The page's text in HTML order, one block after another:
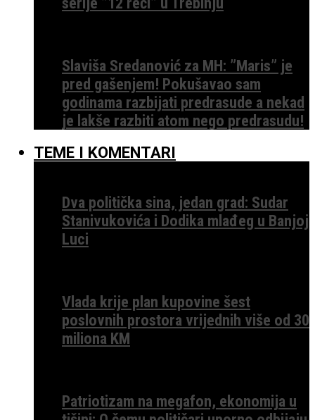
Slaviša Sredanović za MH: ”Maris” je
pred gašenjem! Pokušavao sam
godinama razbijati predrasude a nekad
je lakše razbiti atom nego predrasudu!
TEME I KOMENTARI
Dva politička sina, jedan grad: Sudar
Stanivukovića i Dodika mlađeg u Banjoj
Luci
Vlada krije plan kupovine šest
poslovnih prostora vrijednih više od 30
miliona KM
Patriotizam na megafon, ekonomija u